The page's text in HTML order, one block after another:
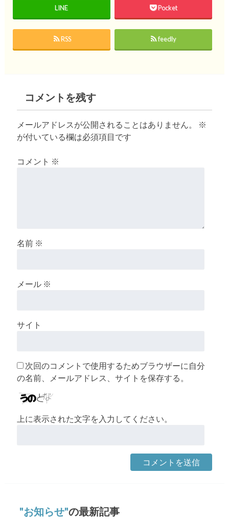
LINE Pocket
RSS feedly
コメントを残す
メールアドレスが公開されることはありません。
※
が付いている欄は必須項目です
コメント ※
名前 ※
メール ※
サイト
次回のコメントで使用するためブラウザーに自分
の名前、メールアドレス、サイトを保存する。
上に表示された文字を入力してください。
お知らせ の最新記事